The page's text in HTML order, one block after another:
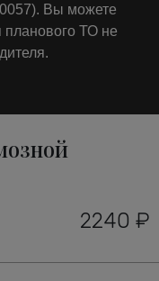
Вы можете
планового ТО не
2240 ₽